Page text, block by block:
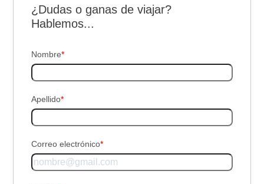
¿Dudas o ganas de viajar?
Hablemos...
Nombre*
Apellido*
Correo electrónico*